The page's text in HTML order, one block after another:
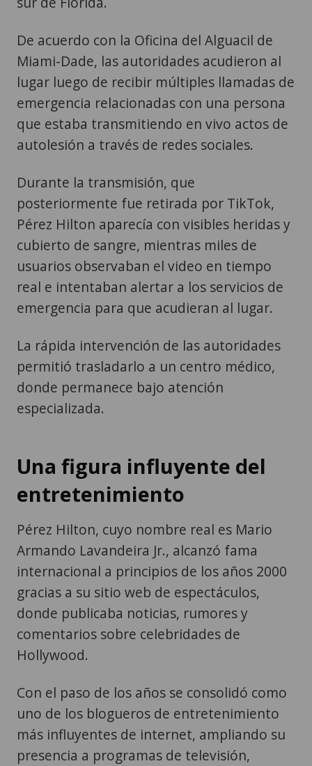
De acuerdo con la Oficina del Alguacil de
Miami-Dade, las autoridades acudieron al
lugar luego de recibir múltiples llamadas de
emergencia relacionadas con una persona
que estaba transmitiendo en vivo actos de
autolesión a través de redes sociales.
Durante la transmisión, que
posteriormente fue retirada por TikTok,
Pérez Hilton aparecía con visibles heridas y
cubierto de sangre, mientras miles de
usuarios observaban el video en tiempo
real e intentaban alertar a los servicios de
emergencia para que acudieran al lugar.
La rápida intervención de las autoridades
permitió trasladarlo a un centro médico,
donde permanece bajo atención
especializada.
Una figura influyente del
entretenimiento
Pérez Hilton, cuyo nombre real es Mario
Armando Lavandeira Jr., alcanzó fama
internacional a principios de los años 2000
gracias a su sitio web de espectáculos,
donde publicaba noticias, rumores y
comentarios sobre celebridades de
Hollywood.
Con el paso de los años se consolidó como
uno de los blogueros de entretenimiento
más influyentes de internet, ampliando su
presencia a programas de televisión,